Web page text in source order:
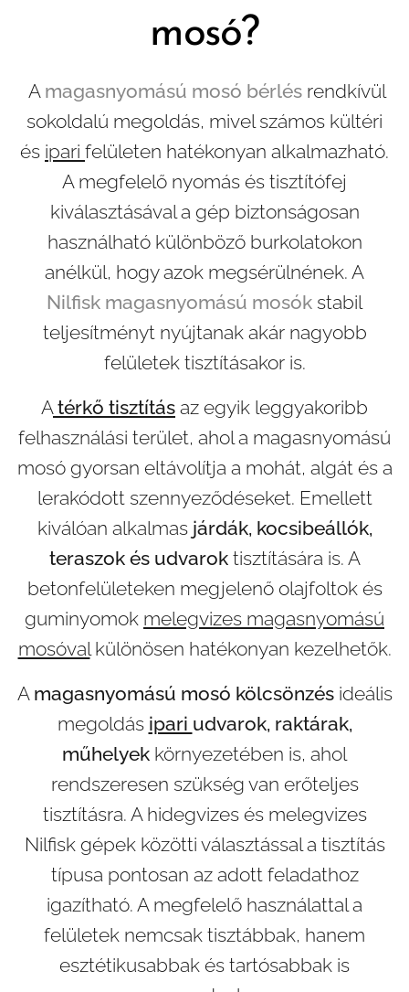
mosó?
A magasnyomású mosó bérlésrendkívül
sokoldalú megoldás, mivel számos kültéri
és ipari felületen hatékonyan alkalmazható.
A megfelelő nyomás és tisztítófej
kiválasztásával a gép biztonságosan
használható különböző burkolatokon
anélkül, hogy azok megsérülnének. A
Nilfisk magasnyomású mosók stabil
teljesítményt nyújtanak akár nagyobb
felületek tisztításakor is.
A térkő tisztítás az egyik leggyakoribb
felhasználási terület, ahol a magasnyomású
mosó gyorsan eltávolítja a mohát, algát és a
lerakódott szennyeződéseket. Emellett
kiválóan alkalmas járdák, kocsibeállók,
teraszok és udvaroktisztítására is. A
betonfelületeken megjelenő olajfoltok és
guminyomok melegvizes magasnyomású
mosóval különösen hatékonyan kezelhetők.
A magasnyomású mosó kölcsönzésideális
megoldás ipari udvarok, raktárak,
műhelyek környezetében is, ahol
rendszeresen szükség van erőteljes
tisztításra. A hidegvizes és melegvizes
Nilfisk gépek közötti választással a tisztítás
típusa pontosan az adott feladathoz
igazítható. A megfelelő használattal a
felületek nemcsak tisztábbak, hanem
esztétikusabbak és tartósabbak is